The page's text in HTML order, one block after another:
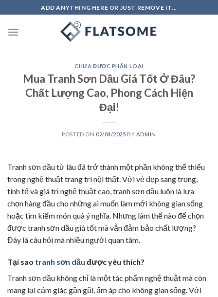
to
content
ADD ANYTHING HERE OR JUST REMOVE IT...
CHƯA ĐƯỢC PHÂN LOẠI
Mua Tranh Sơn Dầu Giá Tốt Ở Đâu?
Chất Lượng Cao, Phong Cách Hiện
Đại!
POSTED ON 02/04/2025 BY ADMIN
Tranh sơn dầu từ lâu đã trở thành một phần không thể thiếu
trong nghệ thuật trang trí nội thất. Với vẻ đẹp sang trọng,
tinh tế và giá trị nghệ thuật cao, tranh sơn dầu luôn là lựa
chọn hàng đầu cho những ai muốn làm mới không gian sống
hoặc tìm kiếm món quà ý nghĩa. Nhưng làm thế nào để chọn
được tranh sơn dầu giá tốt mà vẫn đảm bảo chất lượng?
Đây là câu hỏi mà nhiều người quan tâm.
Tại sao tranh sơn dầu được yêu thích?
Tranh sơn dầu không chỉ là một tác phẩm nghệ thuật mà còn
mang lại cảm giác gần gũi, ấm áp cho không gian sống. Với